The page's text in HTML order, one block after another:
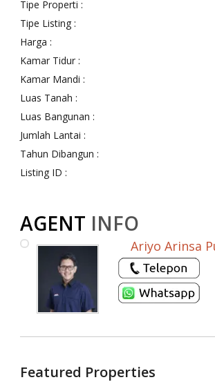
Tipe Properti :
Tipe Listing :
Harga :
Kamar Tidur :
Kamar Mandi :
Luas Tanah :
Luas Bangunan :
Jumlah Lantai :
Tahun Dibangun :
Listing ID :
AGENT INFO
Ariyo Arinsa
Featured Properties